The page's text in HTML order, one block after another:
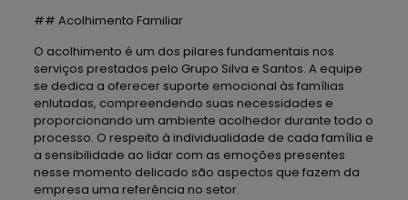
## Acolhimento Familiar
O acolhimento é um dos pilares fundamentais nos
serviços prestados pelo Grupo Silva e Santos. A equipe
se dedica a oferecer suporte emocional às famílias
enlutadas, compreendendo suas necessidades e
proporcionando um ambiente acolhedor durante todo o
processo. O respeito à individualidade de cada família e
a sensibilidade ao lidar com as emoções presentes
nesse momento delicado são aspectos que fazem da
empresa uma referência no setor.